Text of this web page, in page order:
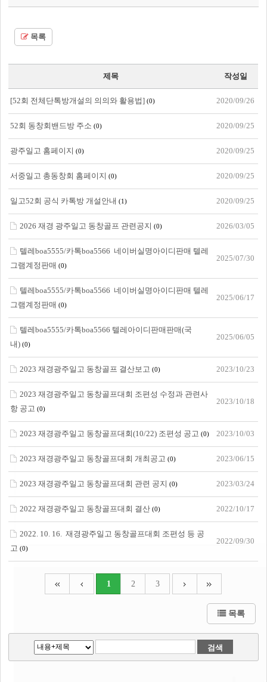
목록
제목 작성일
[52회 전체단톡방개설의 의의와 활용법](0) 2020/09/26
52회 동창회밴드방 주소(0) 2020/09/25
광주일고 홈페이지(0) 2020/09/25
서중일고 총동창회 홈페이지(0) 2020/09/25
일고52회 공식 카톡방 개설안내(1) 2020/09/25
2026 재경 광주일고 동창골프 관련공지(0) 2026/03/05
텔레boa5555/카톡boa5566 네이버실명아이디판매 텔레
그램계정판매(0)
2025/07/30
텔레boa5555/카톡boa5566 네이버실명아이디판매 텔레
그램계정판매(0)
2025/06/17
텔레boa5555/카톡boa5566 텔레아이디판매판매(국
내)(0)
2025/06/05
2023 재경광주일고 동창골프 결산보고(0) 2023/10/23
2023 재경광주일고 동창골프대회 조편성 수정과 관련사
항 공고(0)
2023/10/18
2023 재경광주일고 동창골프대회(10/22) 조편성 공고(0) 2023/10/03
2023 재경광주일고 동창골프대회 개최공고(0) 2023/06/15
2023 재경광주일고 동창골프대회 관련 공지(0) 2023/03/24
2022 재경광주일고 동창골프대회 결산(0) 2022/10/17
2022. 10. 16. 재경광주일고 동창골프대회 조편성 등 공
고(0)
2022/09/30
1 2 3
목록